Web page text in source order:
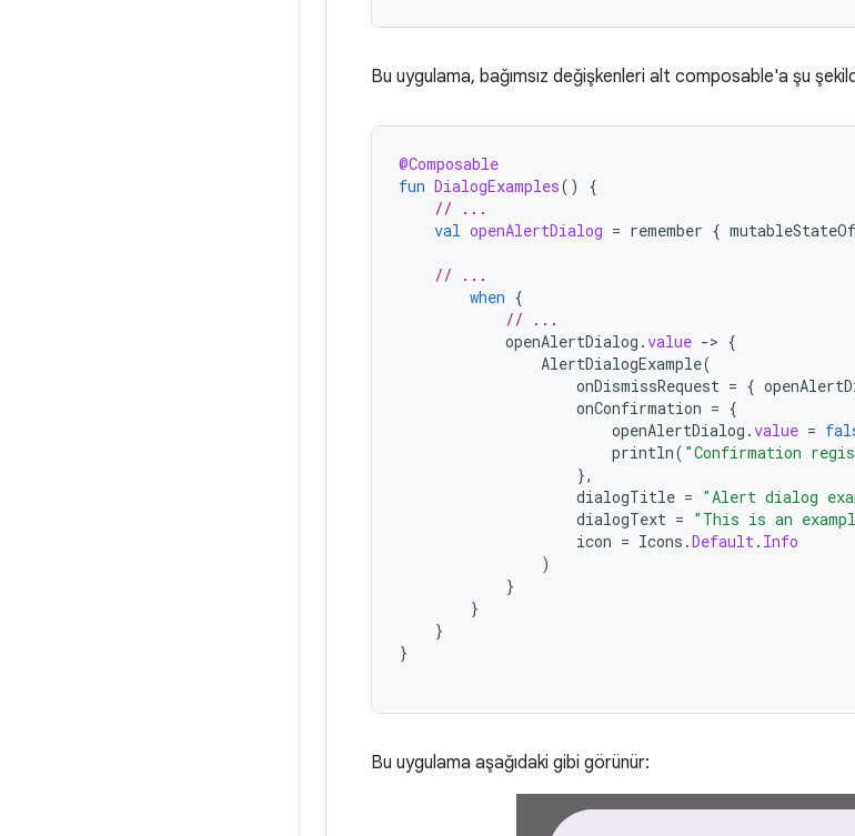
Bu uygulama, bağımsız değişkenleri alt composable'a şu
@Composable
fun DialogExamples()
{
// ...
val openAlertDialog = remember { mutableStateOf
// ...
when {
// ...
openAlertDialog .value -> {
AlertDialogExample(
onDismissRequest = {
onConfirmation = {
openAlertDialog .value =
println( "Confirmation
},
dialogTitle = "Alert dialog
dialogText = "This is an
icon = Icons .Default . Info
)
}
}
}
}
Bu uygulama aşağıdaki gibi görünür: